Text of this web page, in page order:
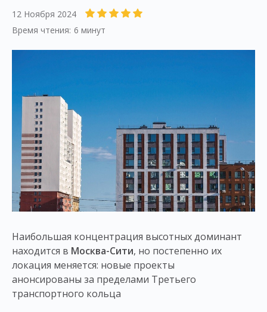
12 Ноября 2024
Время чтения: 6 минут
Наибольшая концентрация высотных доминант
находится в Москва-Сити, но постепенно их
локация меняется: новые проекты
анонсированы за пределами Третьего
транспортного кольца